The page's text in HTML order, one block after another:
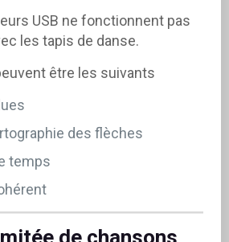
USB ne fonctionnent pas
les tapis de danse.
être les suivants
des flèches
temps
de chansons